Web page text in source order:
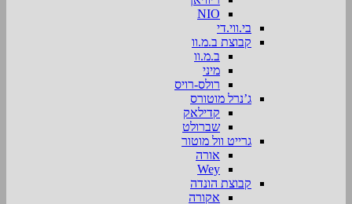
NIO
בי.ווי.די
קבוצת ב.מ.וו
ב.מ.וו
מיני
רולס-רויס
ג’נרל מוטורס
קדילאק
שברולט
גרייט וול מוטור
אורה
Wey
קבוצת הונדה
אקורה